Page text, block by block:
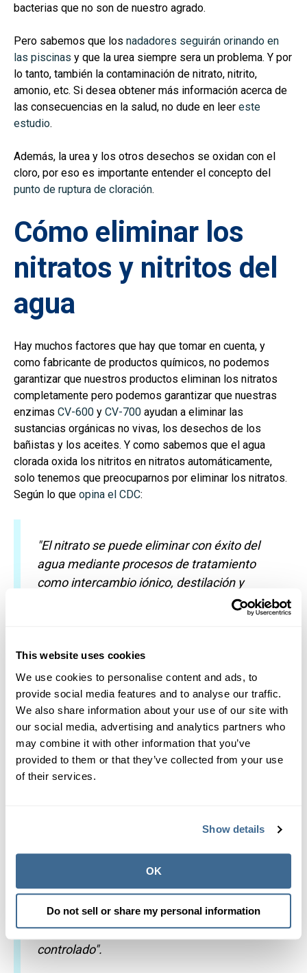
This website uses cookies
We use cookies to personalise content and ads, to
provide social media features and to analyse our traffic.
We also share information about your use of our site with
our social media, advertising and analytics partners who
may combine it with other information that you’ve
provided to them or that they’ve collected from your use
of their services.
Show details
OK
Do not sell or share my personal information
bacterias que no son de nuestro agrado.
Pero sabemos que los nadadores seguirán orinando en
las piscinas y que la urea siempre sera un problema. Y por
lo tanto, también la contaminación de nitrato, nitrito,
amonio, etc. Si desea obtener más información acerca de
las consecuencias en la salud, no dude en leer este
estudio.
Además, la urea y los otros desechos se oxidan con el
cloro, por eso es importante entender el concepto del
punto de ruptura de cloración.
Cómo eliminar los
nitratos y nitritos del
agua
Hay muchos factores que hay que tomar en cuenta, y
como fabricante de productos químicos, no podemos
garantizar que nuestros productos eliminan los nitratos
completamente pero podemos garantizar que nuestras
enzimas CV-600 y CV-700 ayudan a eliminar las
sustancias orgánicas no vivas, los desechos de los
bañistas y los aceites. Y como sabemos que el agua
clorada oxida los nitritos en nitratos automáticamente,
solo tenemos que preocuparnos por eliminar los nitratos.
Según lo que opina el CDC:
"El nitrato se puede eliminar con éxito del
agua mediante procesos de tratamiento
como intercambio iónico, destilación y
ósmosis inversa. Comuníquese con su
recomendados.
Calentar o hervir el agua no eliminará el
nitrato. Debido a que parte del agua se
evaporará durante el proceso de
ebullición, los niveles de nitrato del agua
en realidad pueden aumentar levemente
en concentración si se hierve el
desinfección química, como la cloración,
Si tiene un pozo y ha instalado un
sistema de tratamiento, recuerde
examinar el aguaal menos una vez al año
para asegurarse de que el problema esté
controlado".